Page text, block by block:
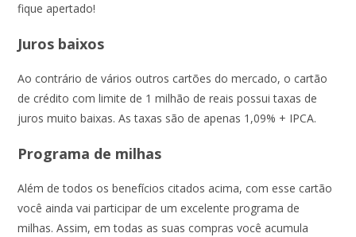
fique apertado!
Juros baixos
Ao contrário de vários outros cartões do mercado, o cartão
de crédito com limite de 1 milhão de reais possui taxas de
juros muito baixas. As taxas são de apenas 1,09% + IPCA.
Programa de milhas
Além de todos os benefícios citados acima, com esse cartão
você ainda vai participar de um excelente programa de
milhas. Assim, em todas as suas compras você acumula